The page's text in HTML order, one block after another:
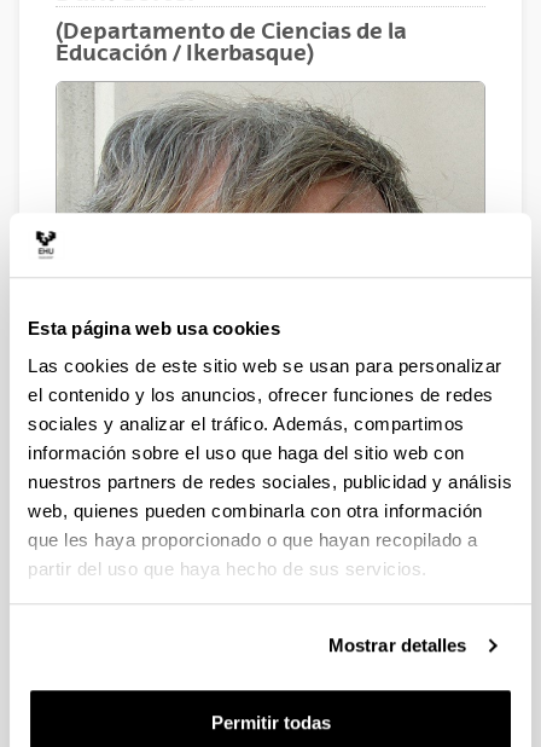
Esta página web usa cookies
Las cookies de este sitio web se usan para personalizar
el contenido y los anuncios, ofrecer funciones de redes
sociales y analizar el tráfico. Además, compartimos
información sobre el uso que haga del sitio web con
nuestros partners de redes sociales, publicidad y análisis
web, quienes pueden combinarla con otra información
que les haya proporcionado o que hayan recopilado a
partir del uso que haya hecho de sus servicios.
Mostrar detalles
Permitir todas
(Departamento de Ciencias de la
Educación / Ikerbasque)
Correo electrónico
durk.gorter@ehu.eus